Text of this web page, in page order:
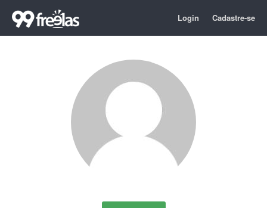
Login Cadastre-se